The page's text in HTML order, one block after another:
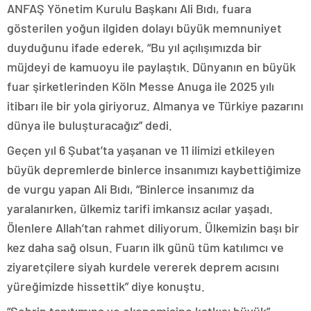
ANFAŞ Yönetim Kurulu Başkanı Ali Bıdı, fuara
gösterilen yoğun ilgiden dolayı büyük memnuniyet
duyduğunu ifade ederek, “Bu yıl açılışımızda bir
müjdeyi de kamuoyu ile paylaştık. Dünyanın en büyük
fuar şirketlerinden Köln Messe Anuga ile 2025 yılı
itibarı ile bir yola giriyoruz. Almanya ve Türkiye pazarını
dünya ile buluşturacağız” dedi.
Geçen yıl 6 Şubat’ta yaşanan ve 11 ilimizi etkileyen
büyük depremlerde binlerce insanımızı kaybettiğimize
de vurgu yapan Ali Bıdı, “Binlerce insanımız da
yaralanırken, ülkemiz tarifi imkansız acılar yaşadı.
Ölenlere Allah’tan rahmet diliyorum. Ülkemizin başı bir
kez daha sağ olsun. Fuarın ilk günü tüm katılımcı ve
ziyaretçilere siyah kurdele vererek deprem acısını
yüreğimizde hissettik” diye konuştu.